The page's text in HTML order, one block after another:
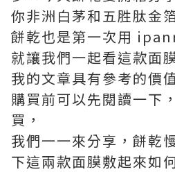
你非洲白茅和五胜肽金
餅乾也是第一次用
就讓我們一起看這款面
我的文章具有參考的價
購買前可以先閱讀一下
買，
我們一一來分享，餅乾
下這兩款面膜敷起來如